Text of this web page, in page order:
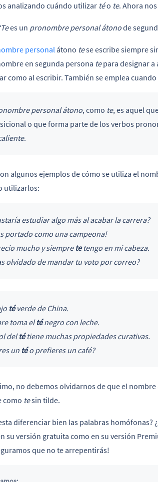
analizando cuándo utilizar téo te. Ahora
es un pronombre personal átonode
personalátono tese escribe siempre
en segunda persona tepara designar a
como al escribir. También se emplea
personal átono, como te, es aquel
o que forma parte de los verbos
.
algunos ejemplos de cómo se utiliza el
utilizarlos:
estudiar algo más al acabar la carrera?
portado como una campeona!
mucho y siempre tetengo en mi cabeza.
olvidado de mandar tu voto por correo?
téverde de China.
toma elténegro con leche.
deltétiene muchas propiedades curativas.
un téo prefieres un café?
no debemos olvidarnos de que el
como tesin tilde.
diferenciar bien las palabras homófonas? ¿
su versión gratuita como en su versión
que no te arrepentirás!